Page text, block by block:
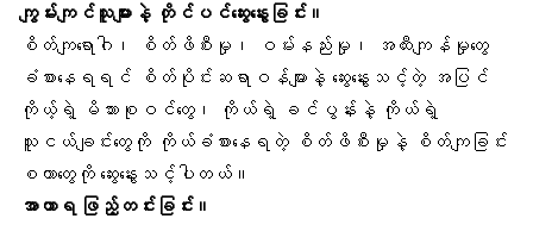
ကျွမ်းကျင်သူများနဲ့ တိုင်ပင်ဆွေးနွေးခြင်း။
စိတ်ကျရောဂါ၊ စိတ်ဖိစီးမှု၊ ဝမ်းနည်းမှု၊ အထီးကျန်မှုတွေ
ခံစားနေရရင် စိတ်ပိုင်းဆရာဝန်များနဲ့ ဆွေးနွေးသင့်တဲ့ အပြင်
ကိုယ့်ရဲ့ မိသားစုဝင်တွေ၊ ကိုယ်ရဲ့ ခင်ပွန်းနဲ့ ကိုယ်ရဲ့
သူငယ်ချင်းတွေကို ကိုယ်ခံစားနေရတဲ့ စိတ်ဖိစီးမှုနဲ့ စိတ်ကျခြင်း
စတာတွေကို ဆွေးနွေးသင့်ပါတယ်။
အာဟာရ ဖြည့်တင်းခြင်း။